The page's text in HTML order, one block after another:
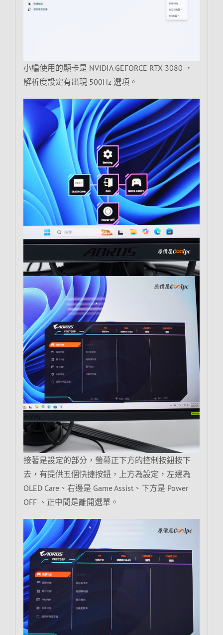
小編使用的顯卡是 NVIDIA GEFORCE RTX 3080 ，
解析度設定有出現 500Hz 選項。
接著是設定的部分，螢幕正下方的控制按鈕按下
去，有提供五個快捷按鈕，上方為設定，左邊為
OLED Care、右邊是 Game Assist、下方是 Power
OFF 、正中間是離開選單。